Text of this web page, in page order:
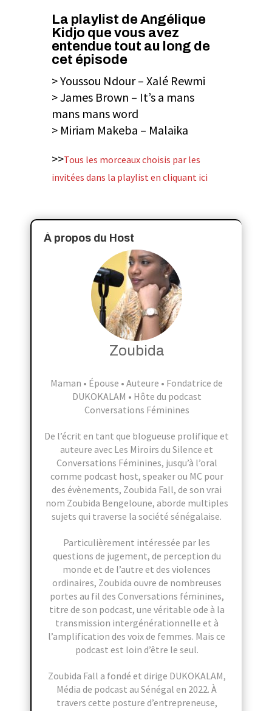
La playlist de Angélique
Kidjo que vous avez
entendue tout au long de
cet épisode
> Youssou Ndour – Xalé Rewmi
> James Brown – It’s a mans
mans mans word
> Miriam Makeba – Malaika
>>Tous les morceaux choisis par les
invitées dans la playlist en cliquant ici
À propos du Host
Zoubida
Maman • Épouse • Auteure • Fondatrice de
DUKOKALAM • Hôte du podcast
Conversations Féminines
De l’écrit en tant que blogueuse prolifique et
auteure avec Les Miroirs du Silence et
Conversations Féminines, jusqu’à l’oral
comme podcast host, speaker ou MC pour
des évènements, Zoubida Fall, de son vrai
nom Zoubida Bengeloune, aborde multiples
sujets qui traverse la société sénégalaise.
Particulièrement intéressée par les
questions de jugement, de perception du
monde et de l’autre et des violences
ordinaires, Zoubida ouvre de nombreuses
portes au fil des Conversations féminines,
titre de son podcast, une véritable ode à la
transmission intergénérationnelle et à
l’amplification des voix de femmes. Mais ce
podcast est loin d’être le seul.
Zoubida Fall a fondé et dirige DUKOKALAM,
Média de podcast au Sénégal en 2022. À
travers cette posture d’entrepreneuse,